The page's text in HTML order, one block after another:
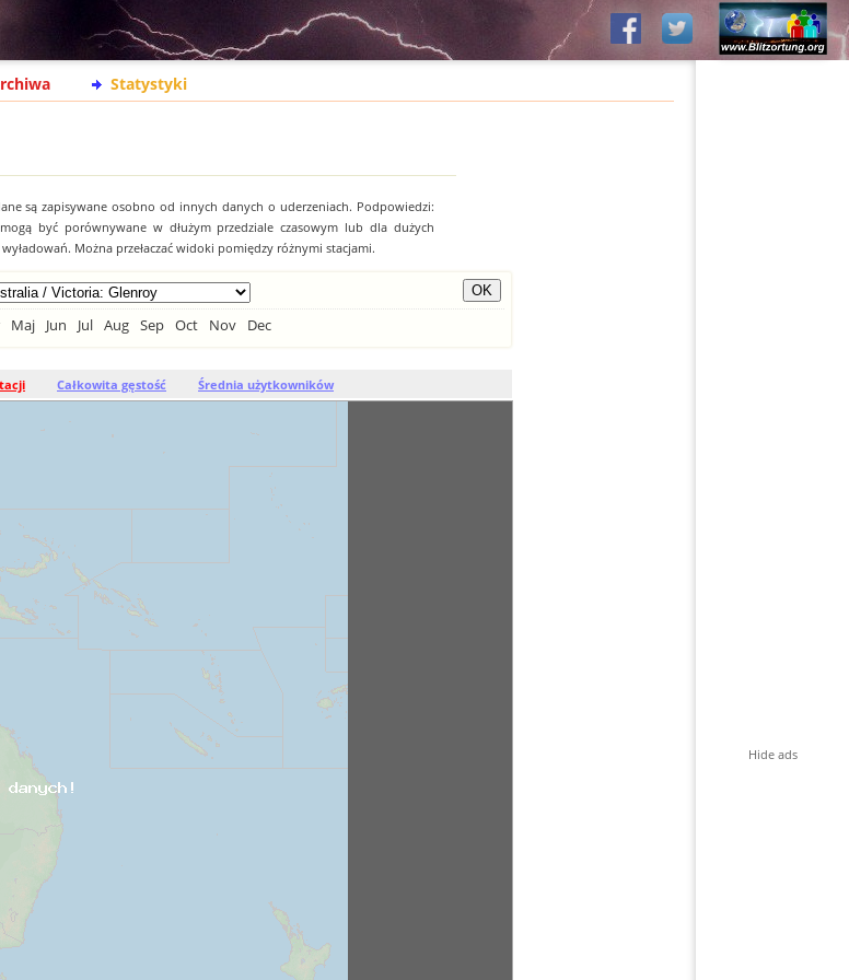
Statystyki
są zapisywane osobno od innych danych o uderzeniach. Podpowiedzi:
być porównywane w dłużym przedziale czasowym lub dla dużych
Można przełaczać widoki pomiędzy różnymi stacjami.
Maj Jun Jul Aug Sep Oct Nov Dec
Całkowita gęstość Średnia użytkowników
Hide ads